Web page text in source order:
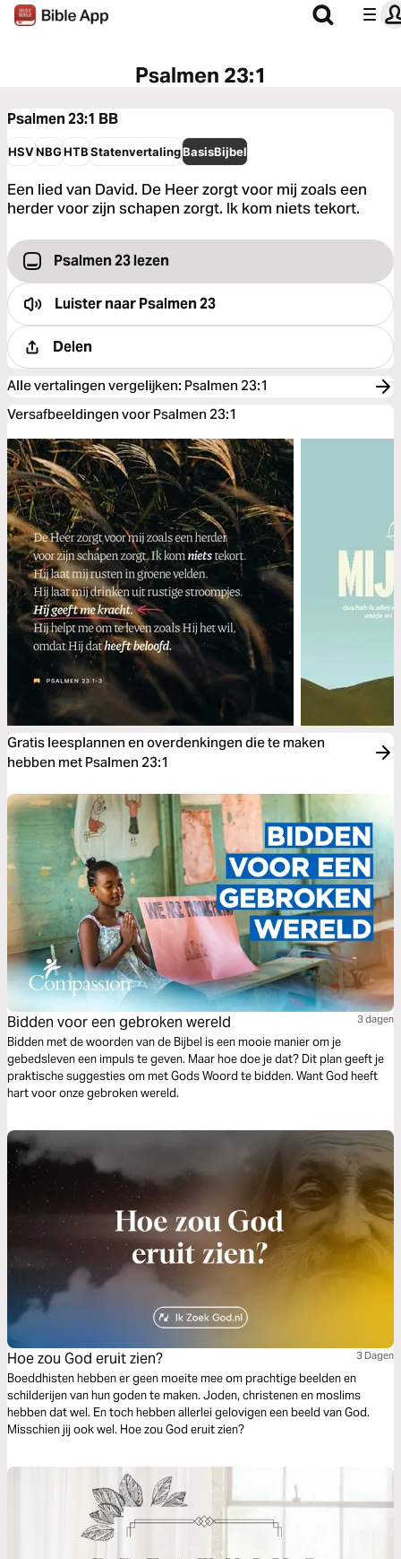
Psalmen 23:1
Psalmen 23:1 BB
HSVNBGHTBStatenvertalingBasisBijbel
Een lied van David. De Heer zorgt voor mij zoals een
herder voor zijn schapen zorgt. Ik kom niets tekort.
Psalmen 23 lezen
Luister naarPsalmen 23
Delen
Alle vertalingen vergelijken: Psalmen 23:1
Versafbeeldingen voor Psalmen 23:1
Gratis leesplannen en overdenkingen die te maken
hebben met Psalmen 23:1
Bidden voor een gebroken wereld 3 dagen
Bidden met de woorden van de Bijbel is een mooie manier om je
gebedsleven een impuls te geven. Maar hoe doe je dat? Dit plan geeft je
praktische suggesties om met Gods Woord te bidden. Want God heeft
hart voor onze gebroken wereld.
Hoe zou God eruit zien? 3 Dagen
Boeddhisten hebben er geen moeite mee om prachtige beelden en
schilderijen van hun goden te maken. Joden, christenen en moslims
hebben dat wel. En toch hebben allerlei gelovigen een beeld van God.
Misschien jij ook wel. Hoe zou God eruit zien?